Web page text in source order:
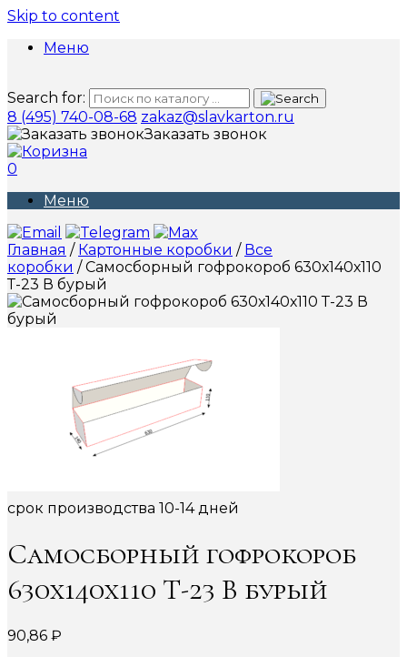
Skip to content
Меню
Search for:
8 (495) 740-08-68 zakaz@slavkarton.ru
Заказать звонок
0
Меню
Главная / Картонные коробки / Все
коробки / Самосборный гофрокороб 630х140х110
Т-23 В бурый
срок производства 10-14 дней
Самосборный гофрокороб
630х140х110 Т-23 В бурый
90,86 ₽